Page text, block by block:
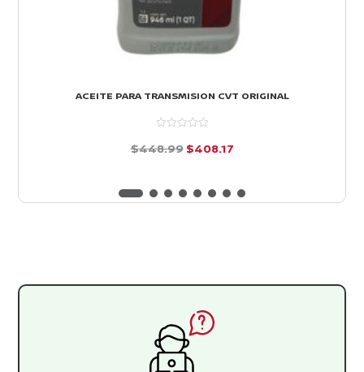
ACEITE PARA TRANSMISION CVT ORIGINAL
5
$448.99 El
original
$408.17El
actual